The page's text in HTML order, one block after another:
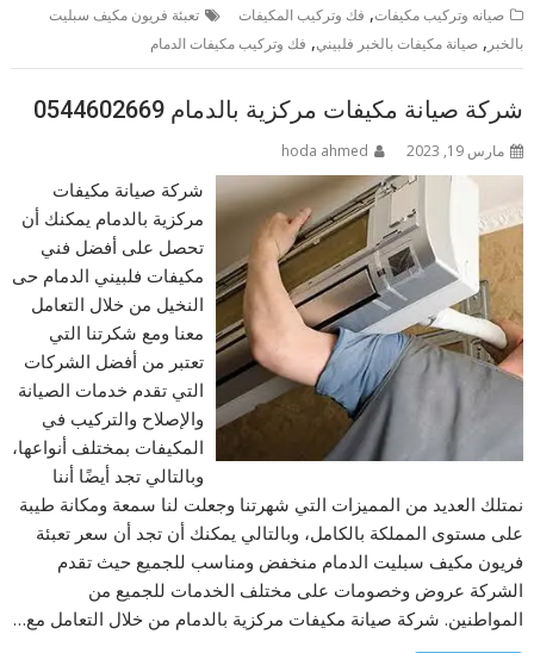
صيانه وتركيب مكيفات, فك وتركيب المكيفات
تعبئة فريون مكيف سبليت
بالخبر ,صيانة مكيفات بالخبر فلبيني, فك وتركيب مكيفات الدمام
شركة صيانة مكيفات مركزية بالدمام 0544602669
مارس 19, 2023 hoda ahmed
شركة صيانة مكيفات
مركزية بالدمام يمكنك أن
تحصل على أفضل فني
مكيفات فلبيني الدمام حى
النخيل من خلال التعامل
معنا ومع شكرتنا التي
تعتبر من أفضل الشركات
التي تقدم خدمات الصيانة
والإصلاح والتركيب في
المكيفات بمختلف أنواعها،
وبالتالي تجد أيضًا أننا
نمتلك العديد من المميزات التي شهرتنا وجعلت لنا سمعة ومكانة طيبة
على مستوى المملكة بالكامل، وبالتالي يمكنك أن تجد أن سعر تعبئة
فريون مكيف سبليت الدمام منخفض ومناسب للجميع حيث تقدم
الشركة عروض وخصومات على مختلف الخدمات للجميع من
المواطنين. شركة صيانة مكيفات مركزية بالدمام من خلال التعامل مع…